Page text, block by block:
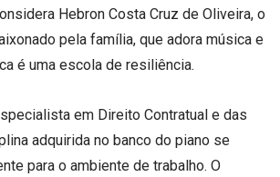
Hebron Costa Cruz de Oliveira, o
pela família, que adora música e
é uma escola de resiliência.
em Direito Contratual e das
adquirida no banco do piano se
para o ambiente de trabalho. O